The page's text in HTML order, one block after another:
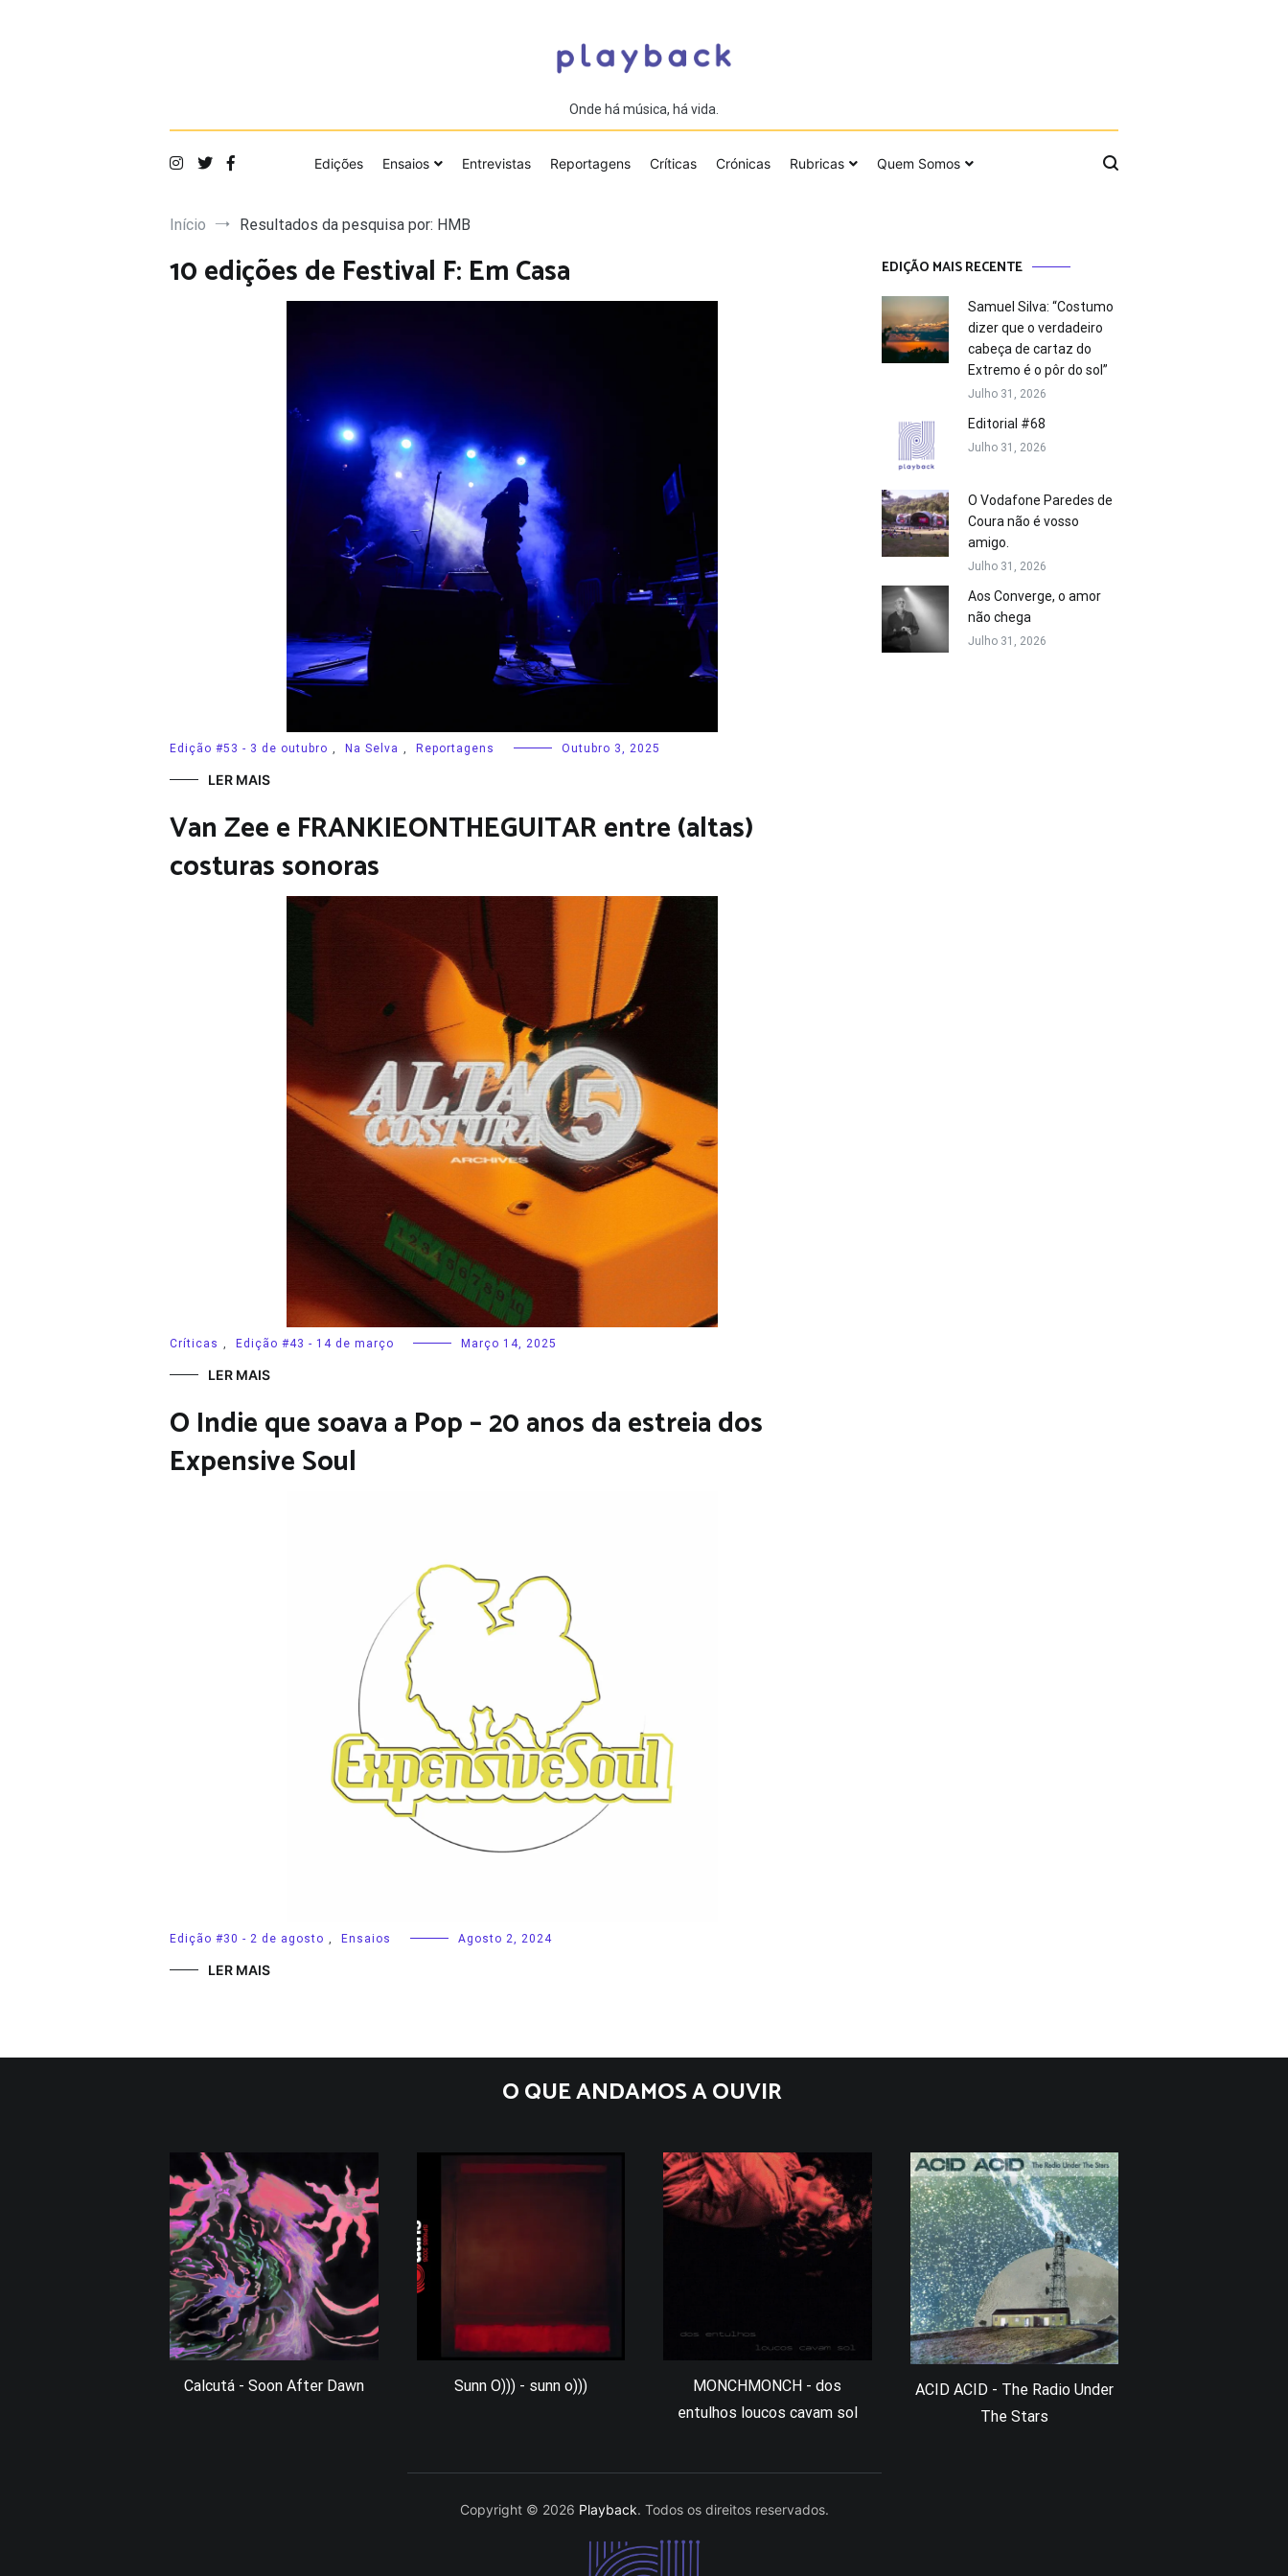
Onde há música, há vida.
Edições Ensaios Entrevistas Reportagens Críticas Crónicas Rubricas Quem Somos
Início Resultados da pesquisa por: HMB
10 edições de Festival F: Em Casa
Edição #53 - 3 de outubro Na Selva Reportagens Outubro 3, 2025
LER MAIS
Van Zee e FRANKIEONTHEGUITAR entre (altas)
costuras sonoras
Críticas Edição #43 - 14 de março Março 14, 2025
LER MAIS
O Indie que soava a Pop – 20 anos da estreia dos
Expensive Soul
Edição #30 - 2 de agosto Ensaios Agosto 2, 2024
LER MAIS
EDIÇÃO MAIS RECENTE
Samuel Silva: “Costumo
dizer que o verdadeiro
cabeça de cartaz do
Extremo é o pôr do sol”
Julho 31, 2026
Editorial #68
Julho 31, 2026
O Vodafone Paredes de
Coura não é vosso
amigo.
Julho 31, 2026
Aos Converge, o amor
não chega
Julho 31, 2026
O QUE ANDAMOS A OUVIR
Calcutá - Soon After Dawn Sunn O))) - sunn o)))
MONCHMONCH - dos
entulhos loucos cavam sol
ACID ACID - The Radio Under
The Stars
Copyright © 2026 Playback. Todos os direitos reservados.